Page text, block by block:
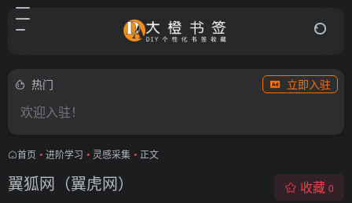
热门 立即入驻
欢迎入驻！
首页 • 进阶学习 • 灵感采集 • 正文
翼狐网（翼虎网） 收藏 0